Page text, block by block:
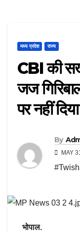
मध्य प्रदेश राज्य
CBI की
जज
पर नहीं
By
MAY
भोपाल.